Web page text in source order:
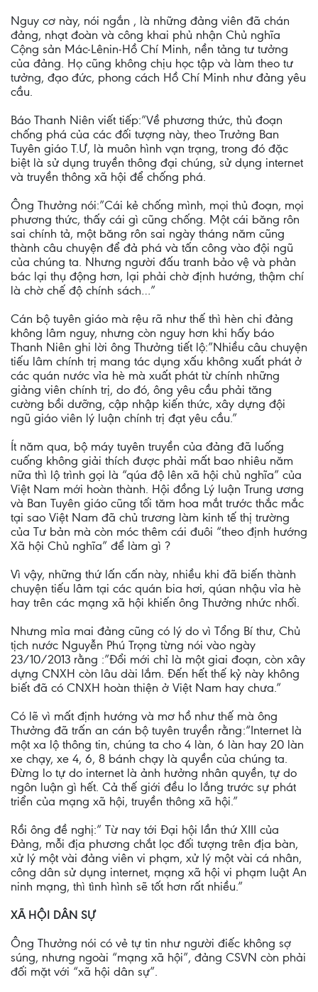
Nguy cơ này, nói ngắn , là những đảng viên đã chán
đảng, nhạt đoàn và công khai phủ nhận Chủ nghĩa
Cộng sản Mác-Lênin-Hồ Chí Minh, nền tảng tư tưởng
của đảng. Họ cũng không chịu học tập và làm theo tư
tưởng, đạo đức, phong cách Hồ Chí Minh như đảng yêu
cầu.
Báo Thanh Niên viết tiếp:”Về phương thức, thủ đoạn
chống phá của các đối tượng này, theo Trưởng Ban
Tuyên giáo T.Ư, là muôn hình vạn trạng, trong đó đặc
biệt là sử dụng truyền thông đại chúng, sử dụng internet
và truyền thông xã hội để chống phá.
Ông Thưởng nói:”Cái kẻ chống mình, mọi thủ đoạn, mọi
phương thức, thấy cái gì cũng chống. Một cái băng rôn
sai chính tả, một băng rôn sai ngày tháng năm cũng
thành câu chuyện để đả phá và tấn công vào đội ngũ
của chúng ta. Nhưng người đấu tranh bảo vệ và phản
bác lại thụ động hơn, lại phải chờ định hướng, thậm chí
là chờ chế độ chính sách…”
Cán bộ tuyên giáo mà rệu rã như thế thì hèn chi đảng
không lâm nguy, nhưng còn nguy hơn khi hấy báo
Thanh Niên ghi lời ông Thưởng tiết lộ:”Nhiều câu chuyện
tiếu lâm chính trị mang tác dụng xấu không xuất phát ở
các quán nước vỉa hè mà xuất phát từ chính những
giảng viên chính trị, do đó, ông yêu cầu phải tăng
cường bồi dưỡng, cập nhập kiến thức, xây dựng đội
ngũ giáo viên lý luận chính trị đạt yêu cầu.”
Ít năm qua, bộ máy tuyên truyền của đảng đã luống
cuống không giải thích được phải mất bao nhiêu năm
nữa thì lộ trình gọi là “qúa độ lên xã hội chủ nghĩa” của
Việt Nam mới hoàn thành. Hội đồng Lý luận Trung ương
và Ban Tuyên giáo cũng tối tăm hoa mắt trước thắc mắc
tại sao Việt Nam đã chủ trương làm kinh tế thị trường
của Tư bản mà còn móc thêm cái đuôi “theo định hướng
Xã hội Chủ nghĩa” để làm gì ?
Vì vậy, những thứ lấn cấn này, nhiều khi đã biến thành
chuyện tiếu lâm tại các quán bia hơi, qúan nhậu vỉa hè
hay trên các mạng xã hội khiến ông Thưởng nhức nhối.
Nhưng mỉa mai đảng cũng có lý do vì Tổng Bí thư, Chủ
tịch nước Nguyễn Phú Trọng từng nói vào ngày
23/10/2013 rằng :”Đổi mới chỉ là một giai đoạn, còn xây
dựng CNXH còn lâu dài lắm. Đến hết thế kỷ này không
biết đã có CNXH hoàn thiện ở Việt Nam hay chưa.”
Có lẽ vì mất định hướng và mơ hồ như thế mà ông
Thưởng đã trấn an cán bộ tuyên truyền rằng:“Internet là
một xa lộ thông tin, chúng ta cho 4 làn, 6 làn hay 20 làn
xe chạy, xe 4, 6, 8 bánh chạy là quyền của chúng ta.
Đừng lo tự do internet là ảnh hưởng nhân quyền, tự do
ngôn luận gì hết. Cả thế giới đều lo lắng trước sự phát
triển của mạng xã hội, truyền thông xã hội.”
Rồi ông đề nghị:” Từ nay tới Đại hội lần thứ XIII của
Đảng, mỗi địa phương chắt lọc đối tượng trên địa bàn,
xử lý một vài đảng viên vi phạm, xử lý một vài cá nhân,
công dân sử dụng internet, mạng xã hội vi phạm luật An
ninh mạng, thì tình hình sẽ tốt hơn rất nhiều.”
XÃ HỘI DÂN SỰ
Ông Thưởng nói có vẻ tự tin như người điếc không sợ
súng, nhưng ngoài “mạng xã hội”, đảng CSVN còn phải
đối mặt với “xã hội dân sự”.